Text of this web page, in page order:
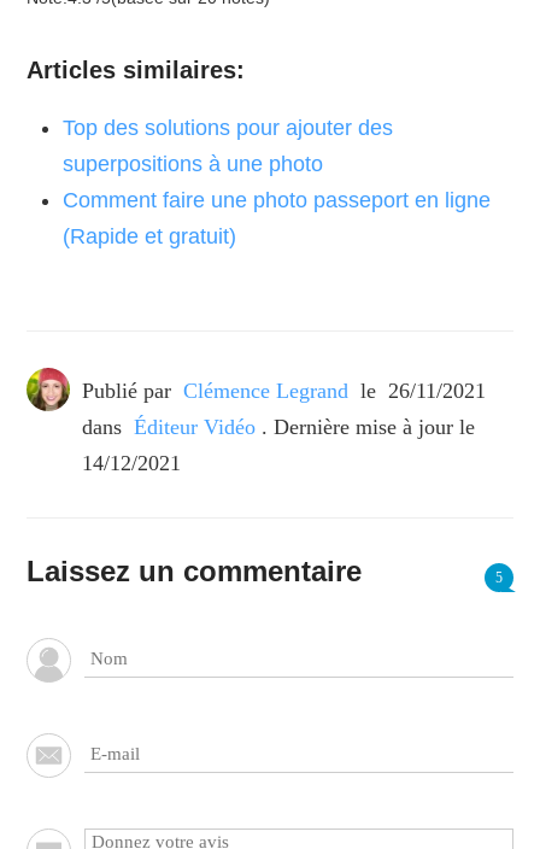
Articles similaires:
Top des solutions pour ajouter des
superpositions à une photo
Comment faire une photo passeport en ligne
(Rapide et gratuit)
Publié par Clémence Legrand le 26/11/2021
dans Éditeur Vidéo . Dernière mise à jour le
14/12/2021
Laissez un commentaire 5